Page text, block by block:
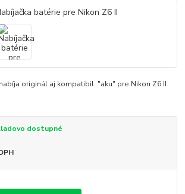
originál aj kompatibil. "aku" pre Nikon Z6 II
dostupné